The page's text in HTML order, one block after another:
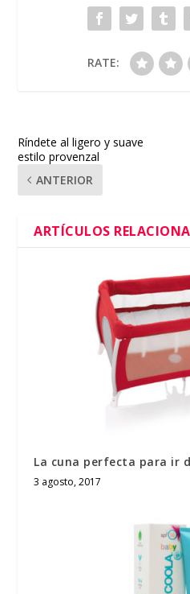
RATE:
Ríndete al ligero y suave
estilo provenzal
ANTERIOR
ARTÍCULOS
La cuna perfecta para ir
3 agosto, 2017